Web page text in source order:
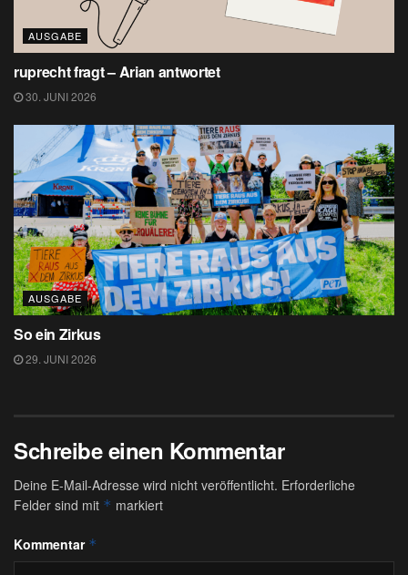
AUSGABE
ruprecht fragt – Arian antwortet
30. JUNI 2026
AUSGABE
So ein Zirkus
29. JUNI 2026
Schreibe einen Kommentar
Deine E-Mail-Adresse wird nicht veröffentlicht. Erforderliche
Felder sind mit * markiert
Kommentar *